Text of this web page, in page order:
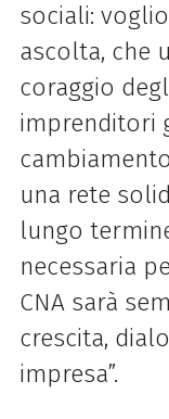
sociali:
ascolta, che
coraggio
imprenditori
una rete
lungo
necessaria
CNA sarà
crescita,
impresa”.